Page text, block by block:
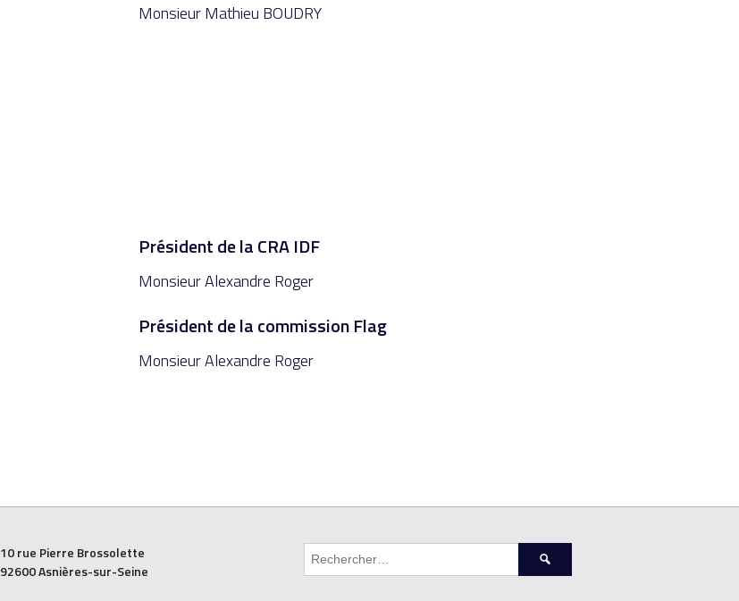
Monsieur Mathieu BOUDRY
Président de la CRA IDF
Monsieur Alexandre Roger
Président de la commission Flag
Monsieur Alexandre Roger
10 rue Pierre Brossolette
92600 Asnières-sur-Seine
Rechercher :